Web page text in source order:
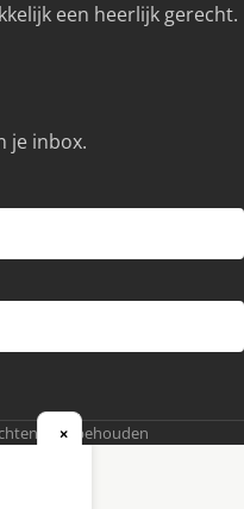
een heerlijk gerecht.
je inbox.
voorbehouden
×